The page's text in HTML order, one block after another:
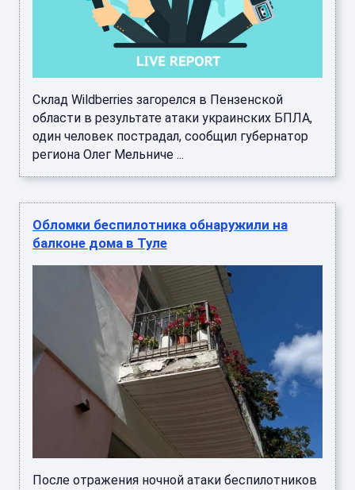
Склад Wildberries загорелся в Пензенской
области в результате атаки украинских БПЛА,
один человек пострадал, сообщил губернатор
региона Олег Мельниче ...
Обломки беспилотника обнаружили на
балконе дома в Туле
После отражения ночной атаки беспилотников